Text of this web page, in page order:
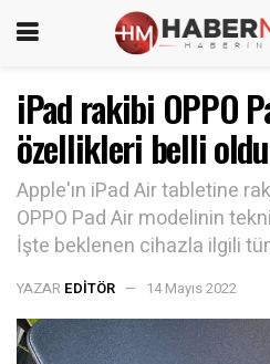
iPad rakibi OPPO
özellikleri belli oldu
Apple'ın iPad Air tabletine
OPPO Pad Air modelinin
İşte beklenen cihazla ilgili
YAZAR EDITÖR 14 Mayıs 2022